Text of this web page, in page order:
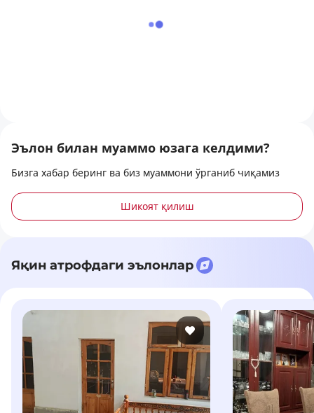
Эълон билан муаммо юзага келдими?
Бизга хабар беринг ва биз муаммони ўрганиб чиқамиз
Шикоят қилиш
Яқин атрофдаги эълонлар